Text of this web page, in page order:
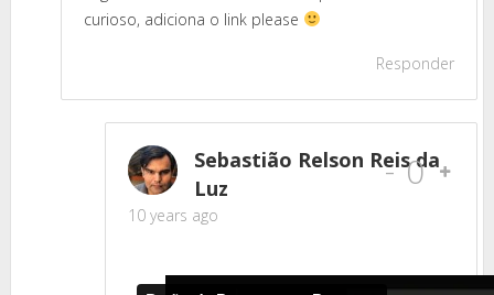
curioso, adiciona o link please
Responder
Sebastião Relson Reis da
Luz
10 years ago
- 0